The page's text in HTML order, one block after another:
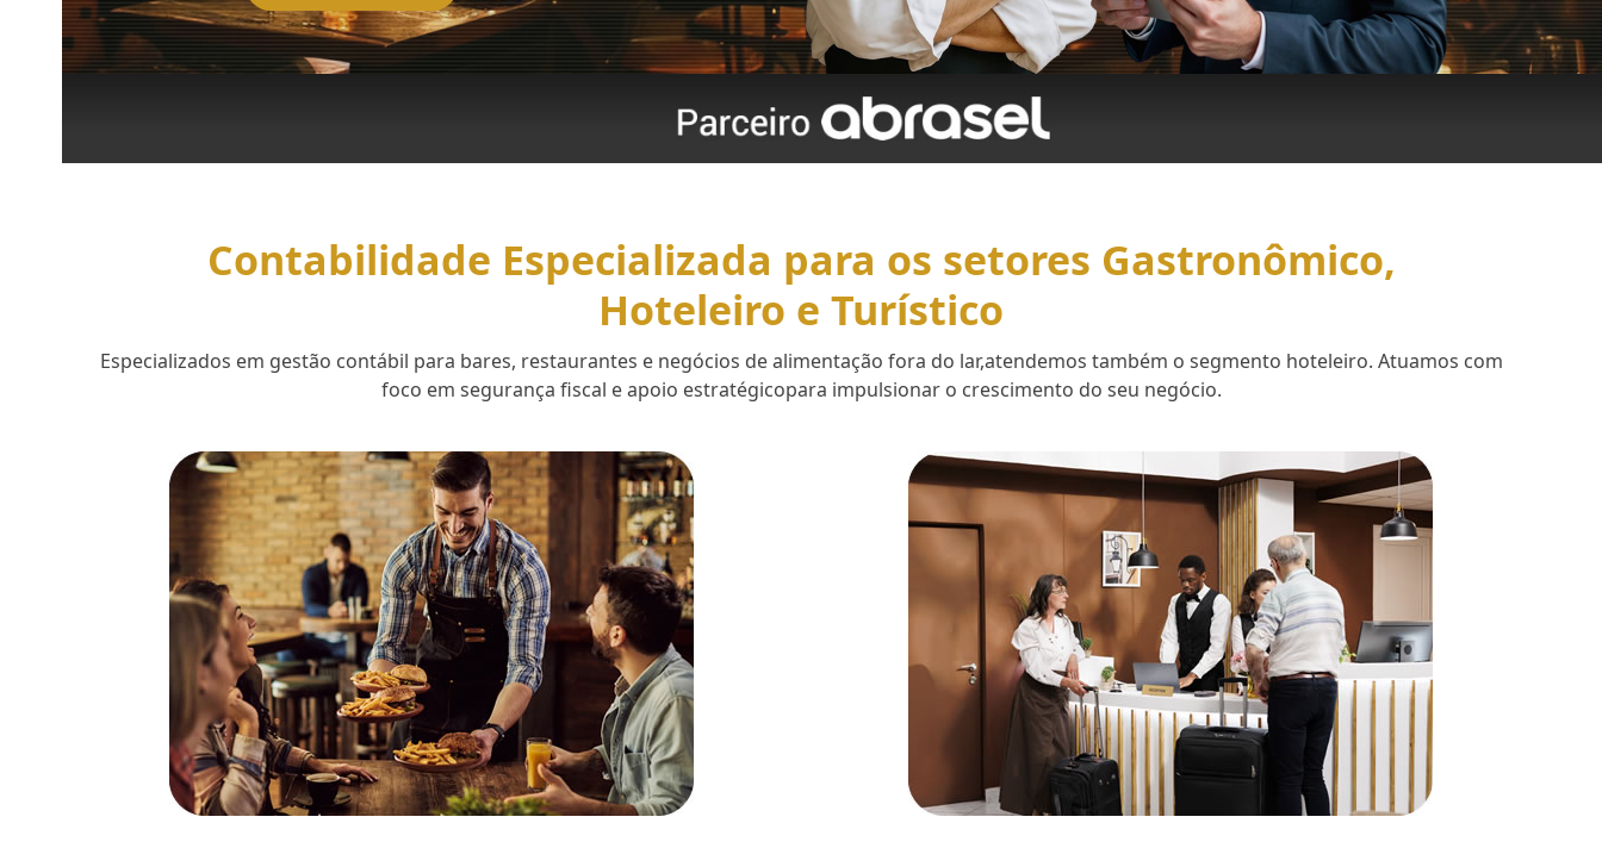
Contabilidade Especializada para os setores Gastronômico,
Hoteleiro e Turístico
Especializados em gestão contábil para bares, restaurantes e negócios de alimentação fora do lar,atendemos também o segmento hoteleiro. Atuamos com
foco em segurança fiscal e apoio estratégicopara impulsionar o crescimento do seu negócio.